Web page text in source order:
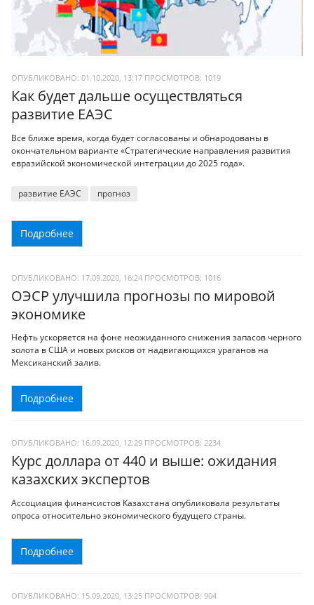
ОПУБЛИКОВАНО: 01.10.2020, 13:17 ПРОСМОТРОВ: 1019
Как будет дальше осуществляться
развитие ЕАЭС
Все ближе время, когда будет согласованы и обнародованы в
окончательном варианте «Стратегические направления развития
евразийской экономической интеграции до 2025 года».
развитие ЕАЭС прогноз
Подробнее
ОПУБЛИКОВАНО: 17.09.2020, 16:24 ПРОСМОТРОВ: 1016
ОЭСР улучшила прогнозы по мировой
экономике
Нефть ускоряется на фоне неожиданного снижения запасов черного
золота в США и новых рисков от надвигающихся ураганов на
Мексиканский залив.
Подробнее
ОПУБЛИКОВАНО: 16.09.2020, 12:29 ПРОСМОТРОВ: 2234
Курс доллара от 440 и выше: ожидания
казахских экспертов
Ассоциация финансистов Казахстана опубликовала результаты
опроса относительно экономического будущего страны.
Подробнее
ОПУБЛИКОВАНО: 15.09.2020, 13:25 ПРОСМОТРОВ: 904